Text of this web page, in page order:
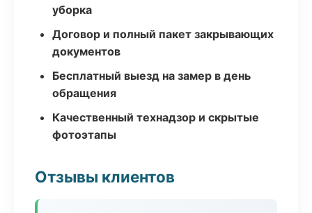
уборка
Договор и полный пакет закрывающих
документов
Бесплатный выезд на замер в день
обращения
Качественный технадзор и скрытые
фотоэтапы
Отзывы клиентов